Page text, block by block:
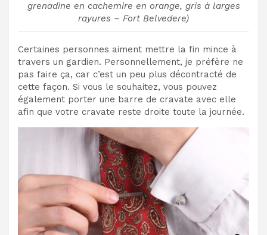
grenadine en cachemire en orange, gris à larges
rayures – Fort Belvedere)
Certaines personnes aiment mettre la fin mince à
travers un gardien. Personnellement, je préfère ne
pas faire ça, car c’est un peu plus décontracté de
cette façon. Si vous le souhaitez, vous pouvez
également porter une barre de cravate avec elle
afin que votre cravate reste droite toute la journée.